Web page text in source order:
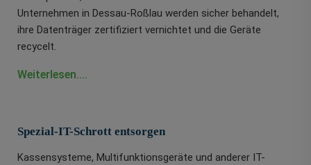
Unternehmen in Dessau-Roßlau werden sicher behandelt,
ihre Datenträger zertifiziert vernichtet und die Geräte
recycelt.
Weiterlesen....
Spezial-IT-Schrott entsorgen
Kassensysteme, Multifunktionsgeräte und anderer IT-